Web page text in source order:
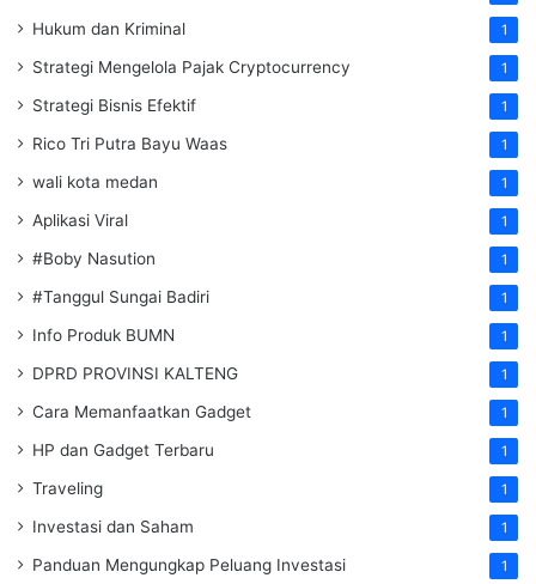
Hukum dan Kriminal 1
Strategi Mengelola Pajak Cryptocurrency 1
Strategi Bisnis Efektif 1
Rico Tri Putra Bayu Waas 1
wali kota medan 1
Aplikasi Viral 1
#Boby Nasution 1
#Tanggul Sungai Badiri 1
Info Produk BUMN 1
DPRD PROVINSI KALTENG 1
Cara Memanfaatkan Gadget 1
HP dan Gadget Terbaru 1
Traveling 1
Investasi dan Saham 1
Panduan Mengungkap Peluang Investasi 1